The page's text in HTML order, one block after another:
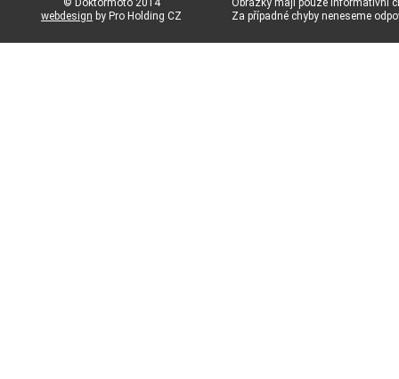
© Doktormoto 2014
webdesign by Pro Holding CZ
Obrázky mají pouze informativní
Za případné chyby neneseme